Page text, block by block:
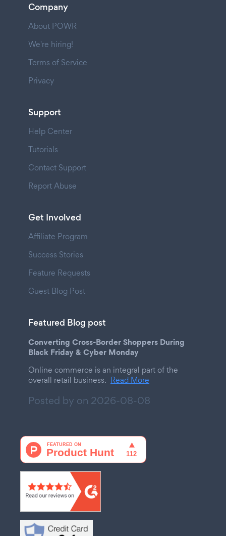
Company
About POWR
We're hiring!
Terms of Service
Privacy
Support
Help Center
Tutorials
Contact Support
Report Abuse
Get Involved
Affiliate Program
Success Stories
Feature Requests
Guest Blog Post
Featured Blog post
Converting Cross-Border Shoppers During
Black Friday & Cyber Monday
Online commerce is an integral part of the
overall retail business. Read More
Posted by on 2026-08-08